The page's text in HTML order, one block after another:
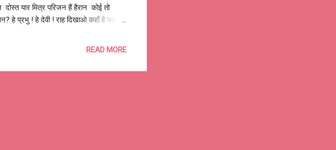
दोस्त यार मित्र परिजन हैं हैरान कोई तो
हे प्रभु ! हे देवी ! राह दिखाओ कहाँ है पवन?
READ MORE